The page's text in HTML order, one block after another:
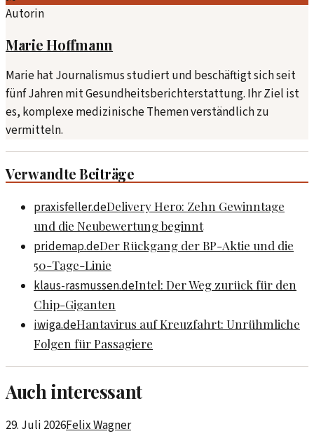
Autorin
Marie Hoffmann
Marie hat Journalismus studiert und beschäftigt sich seit
fünf Jahren mit Gesundheitsberichterstattung. Ihr Ziel ist
es, komplexe medizinische Themen verständlich zu
vermitteln.
Verwandte Beiträge
praxisfeller.deDelivery Hero: Zehn Gewinntage
und die Neubewertung beginnt
pridemap.deDer Rückgang der BP-Aktie und die
50-Tage-Linie
klaus-rasmussen.deIntel: Der Weg zurück für den
Chip-Giganten
iwiga.deHantavirus auf Kreuzfahrt: Unrühmliche
Folgen für Passagiere
Auch interessant
29. Juli 2026Felix Wagner